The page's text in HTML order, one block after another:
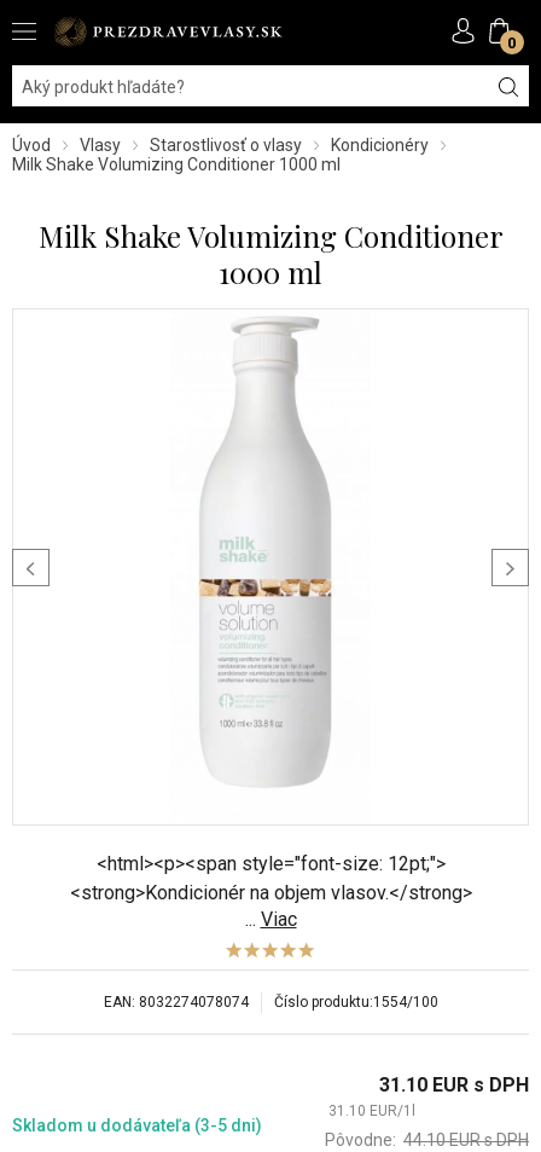
0
Úvod Vlasy Starostlivosť o vlasy
Kondicionéry
Milk Shake Volumizing Conditioner 1000 ml
Milk Shake Volumizing Conditioner
1000 ml
<html><p><span style="font-size: 12pt;">
<strong>Kondicionér na objem vlasov.</strong>
</span></strong></span> <html><p><span
style="font-size: 12pt;">Dodá vlasom objem a
zloženie bez parabénov s obsahom derivátu cukru
dodáva vlasom silu a hustotu. Vlasy hĺbkovo vyživuje
... Viac
EAN: 8032274078074 Číslo produktu:1554/100
Skladom u dodávateľa (3-5 dni)
31.10 EUR s DPH
31.10 EUR/1
Pôvodne: 44.10EURs DPH